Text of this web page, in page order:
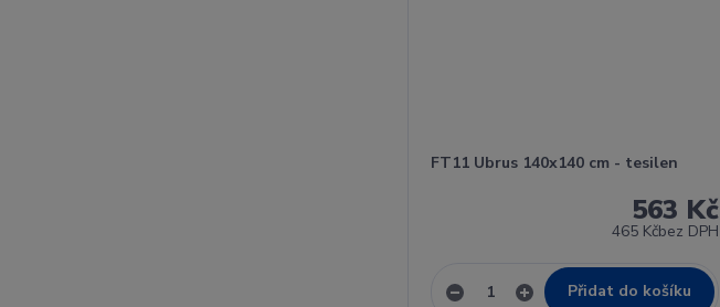
FT11 Ubrus 140x140 cm - tesilen
563 Kč
465 Kčbez DPH
Přidat do košíku